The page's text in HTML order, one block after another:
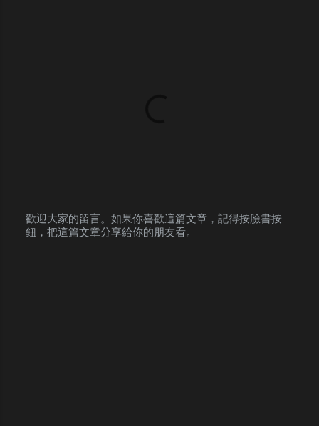
P
歡迎大家的留言。如果你喜歡這篇文章，記得按臉書按
鈕，把這篇文章分享給你的朋友看。